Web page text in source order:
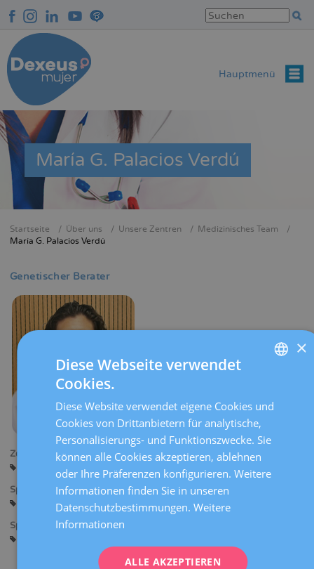
zum
Inhalt
Hauptmenü
María G. Palacios Verdú
Breadcrumb
Startseite Über uns Unsere Zentren
Medizinisches Team
María G. Palacios Verdú
Genetischer Berater
Zentren:
Sprachen:
Spanisch
Katalanisch
Englisch
Spezialitäten:
CATALÀ
DEUTSCH
×
Diese Webseite verwendet
Cookies.
Diese Website verwendet eigene Cookies und
Cookies von Drittanbietern für analytische,
Personalisierungs- und Funktionszwecke. Sie
können alle Cookies akzeptieren, ablehnen
oder Ihre Präferenzen konfigurieren. Weitere
Informationen finden Sie in unseren
Datenschutzbestimmungen. Weitere
Informationen
ALLE AKZEPTIEREN